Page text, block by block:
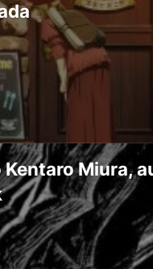
Kentaro Miura,